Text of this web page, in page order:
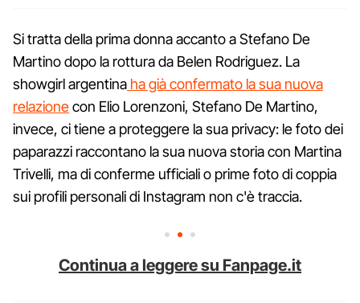
Si tratta della prima donna accanto a Stefano De
Martino dopo la rottura da Belen Rodriguez. La
showgirl argentina ha già confermato la sua nuova
relazionecon Elio Lorenzoni, Stefano De Martino,
invece, ci tiene a proteggere la sua privacy: le foto dei
paparazzi raccontano la sua nuova storia con Martina
Trivelli, ma di conferme ufficiali o prime foto di coppia
sui profili personali di Instagram non c'è traccia.
Continua a leggere su Fanpage.it